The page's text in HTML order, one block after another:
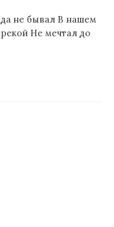
не бывал В нашем
Не мечтал до